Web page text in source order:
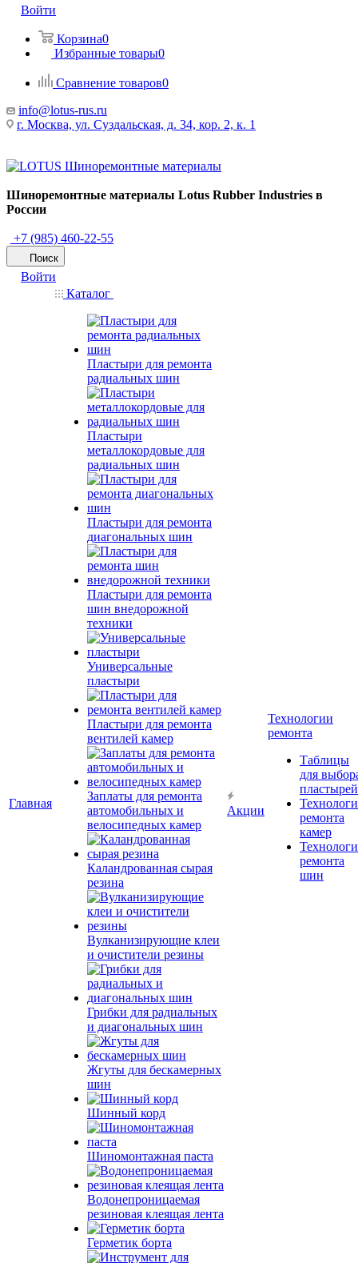
Войти
Корзина0
Избранные товары0
Сравнение товаров0
info@lotus-rus.ru
г. Москва, ул. Суздальская, д. 34, кор. 2, к. 1
Шиноремонтные материалы Lotus Rubber Industries в
России
+7 (985) 460-22-55
Поиск
Войти
Главная
Каталог
Пластыри для ремонта
радиальных шин
Пластыри
металлокордовые для
радиальных шин
Пластыри для ремонта
диагональных шин
Пластыри для ремонта
шин внедорожной
техники
Универсальные
пластыри
Пластыри для ремонта
вентилей камер
Заплаты для ремонта
автомобильных и
велосипедных камер
Каландрованная сырая
резина
Вулканизирующие клеи
и очистители резины
Грибки для радиальных
и диагональных шин
Жгуты для бескамерных
шин
Шинный корд
Шиномонтажная паста
Водонепроницаемая
резиновая клеящая лента
Герметик борта
Акции
Технологии
ремонта
Таблицы
для
пластырей
ремонта
камер
ремонта
шин